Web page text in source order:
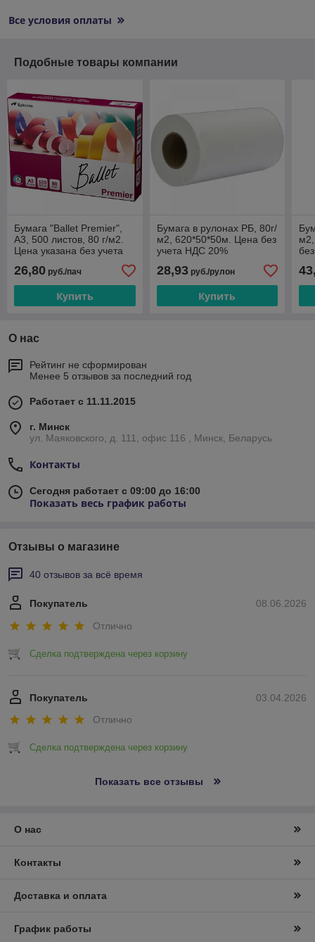
Все условия оплаты
Подобные товары компании
Бумага "Ballet Premier",
А3, 500 листов, 80 г/м2.
Цена указана без учета
26,80 руб./пач
Купить
Бумага в рулонах РБ, 80г/
м2, 620*50*50м. Цена без
учета НДС 20%
28,93руб./рулон
Купить
О нас
Рейтинг не сформирован
Менее 5 отзывов за последний год
Работает с 11.11.2015
г. Минск
ул. Маяковского, д. 111, офис 116 , Минск, Беларусь
Контакты
Сегодня работает с 09:00 до 16:00
Показать весь график работы
Отзывы о магазине
40 отзывов за всё время
08.06.2026
Покупатель
Отлично
Сделка подтверждена через корзину
03.04.2026
Покупатель
Отлично
Сделка подтверждена через корзину
Показать все отзывы
О нас
Контакты
Доставка и оплата
График работы